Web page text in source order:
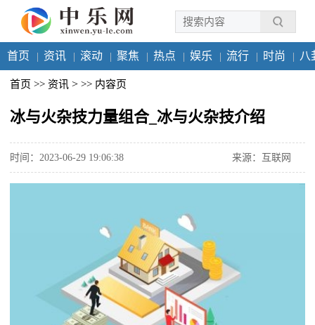
首页 资讯 滚动 聚焦 热点 娱乐 流行 时尚 八
首页 >> 资讯 > >> 内容页
冰与火杂技力量组合_冰与火杂技介绍
时间：2023-06-29 19:06:38 来源：互联网